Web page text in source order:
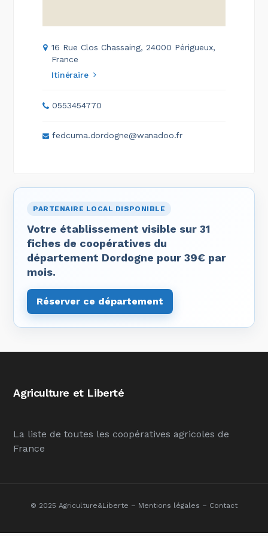
16 Rue Clos Chassaing, 24000 Périgueux,
France
Itinéraire
0553454770
fedcuma.dordogne@wanadoo.fr
PARTENAIRE LOCAL DISPONIBLE
Votre établissement visible sur 31
fiches de coopératives du
département Dordogne pour 39€ par
mois.
Réserver ce département
Agriculture et Liberté
La liste de toutes les coopératives agricoles de
France
© 2025 Agriculture&Liberte – Mentions légales – Contact